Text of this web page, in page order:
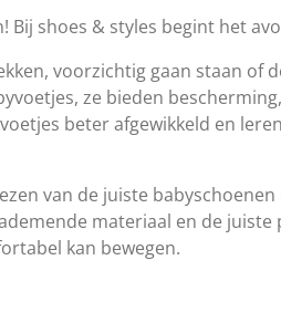
Bij shoes & styles begint het
voorzichtig gaan staan
ze bieden
beter afgewikkeld en
van de juiste
materiaal en de
kan bewegen.